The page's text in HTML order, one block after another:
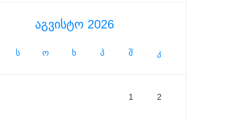
აგვისტო 2026
ს ო ხ პ შ კ
1 2